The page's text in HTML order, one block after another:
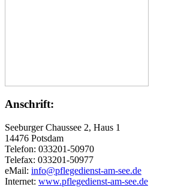
Anschrift:
Seeburger Chaussee 2, Haus 1
14476 Potsdam
Telefon: 033201-50970
Telefax: 033201-50977
eMail: info@pflegedienst-am-see.de
Internet: www.pflegedienst-am-see.de